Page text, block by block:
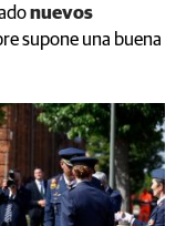
nuevos
supone una buena